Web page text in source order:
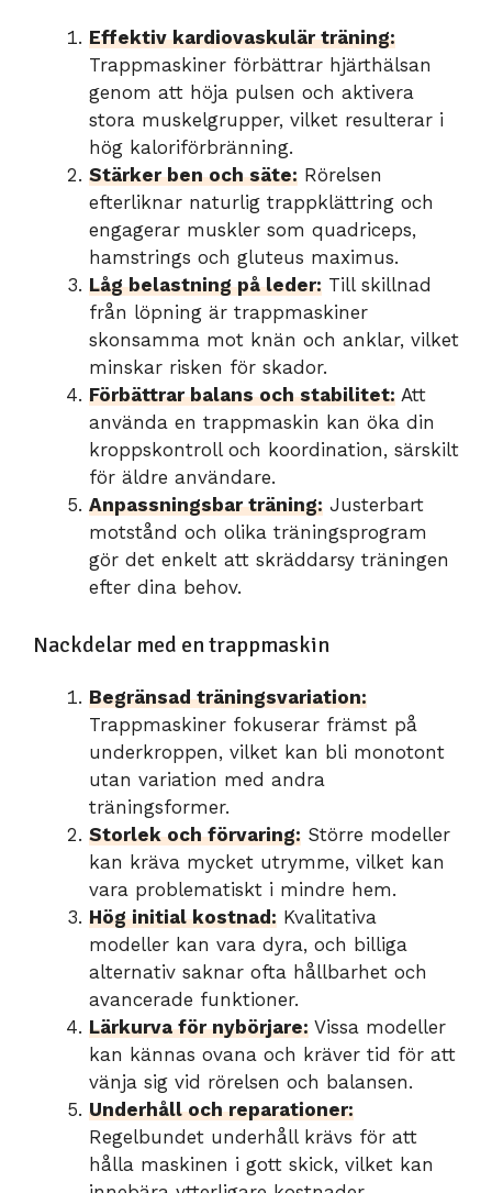
Effektiv kardiovaskulär träning:
Trappmaskiner förbättrar hjärthälsan
genom att höja pulsen och aktivera
stora muskelgrupper, vilket resulterar i
hög kaloriförbränning.
Stärker ben och säte: Rörelsen
efterliknar naturlig trappklättring och
engagerar muskler som quadriceps,
hamstrings och gluteus maximus.
Låg belastning på leder: Till skillnad
från löpning är trappmaskiner
skonsamma mot knän och anklar, vilket
minskar risken för skador.
Förbättrar balans och stabilitet: Att
använda en trappmaskin kan öka din
kroppskontroll och koordination, särskilt
för äldre användare.
Anpassningsbar träning: Justerbart
motstånd och olika träningsprogram
gör det enkelt att skräddarsy träningen
efter dina behov.
Nackdelar med en trappmaskin
Begränsad träningsvariation:
Trappmaskiner fokuserar främst på
underkroppen, vilket kan bli monotont
utan variation med andra
träningsformer.
Storlek och förvaring: Större modeller
kan kräva mycket utrymme, vilket kan
vara problematiskt i mindre hem.
Hög initial kostnad: Kvalitativa
modeller kan vara dyra, och billiga
alternativ saknar ofta hållbarhet och
avancerade funktioner.
Lärkurva för nybörjare: Vissa modeller
kan kännas ovana och kräver tid för att
vänja sig vid rörelsen och balansen.
Underhåll och reparationer:
Regelbundet underhåll krävs för att
hålla maskinen i gott skick, vilket kan